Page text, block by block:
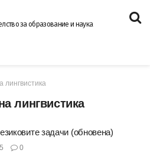
за образование и наука
лингвистика
лингвистика
задачи (обновена)
0